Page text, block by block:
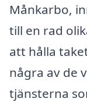
Månkarbo,
till en rad
att hålla
några av de
tjänsterna